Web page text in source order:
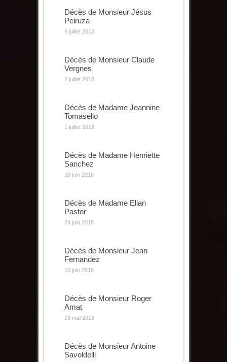
Décès de Monsieur Jésus
Peiruza
6 juillet 2018
Décès de Monsieur Claude
Vergnes
2 juillet 2018
Décès de Madame Jeannine
Tomasello
1 juillet 2018
Décès de Madame Henriette
Sanchez
28 juin 2018
Décès de Madame Elian
Pastor
24 juin 2018
Décès de Monsieur Jean
Fernandez
10 juin 2018
Décès de Monsieur Roger
Amat
29 mai 2018
Décès de Monsieur Antoine
Savoldelli